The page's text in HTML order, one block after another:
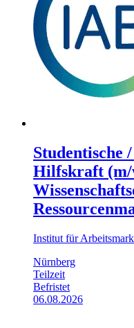
Studentische
Hilfskraft (m/
Institut für
Nürnberg
Teilzeit
Befristet
06.08.2026